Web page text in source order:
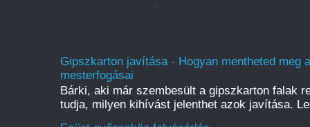
Gipszkarton javítása - Hogyan mentheted meg
mesterfogásai
Bárki, aki már szembesült a gipszkarton falak
tudja, milyen kihívást jelenthet azok javítása.